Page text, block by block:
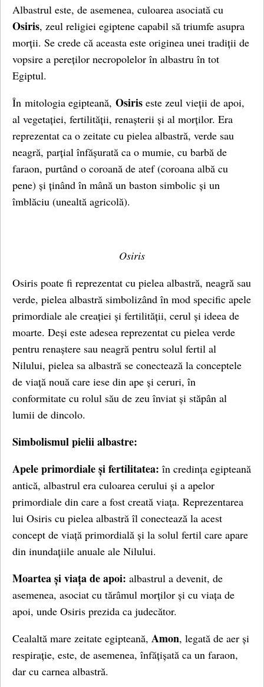
Albastrul este, de asemenea, culoarea asociată cu
Osiris, zeul religiei egiptene capabil să triumfe asupra
morții. Se crede că aceasta este originea unei tradiții de
vopsire a pereților necropolelor în albastru în tot
Egiptul.
În mitologia egipteană, Osiris este zeul vieții de apoi,
al vegetației, fertilității, renașterii și al morților. Era
reprezentat ca o zeitate cu pielea albastră, verde sau
neagră, parțial înfășurată ca o mumie, cu barbă de
faraon, purtând o coroană de atef (coroana albă cu
pene) și ținând în mână un baston simbolic și un
îmblăciu (unealtă agricolă).
Osiris
Osiris poate fi reprezentat cu pielea albastră, neagră sau
verde, pielea albastră simbolizând în mod specific apele
primordiale ale creației și fertilității, cerul și ideea de
moarte. Deși este adesea reprezentat cu pielea verde
pentru renaștere sau neagră pentru solul fertil al
Nilului, pielea sa albastră se conectează la conceptele
de viață nouă care iese din ape și ceruri, în
conformitate cu rolul său de zeu înviat și stăpân al
lumii de dincolo.
Simbolismul pielii albastre:
Apele primordiale și fertilitatea: în credința egipteană
antică, albastrul era culoarea cerului și a apelor
primordiale din care a fost creată viața. Reprezentarea
lui Osiris cu pielea albastră îl conectează la acest
concept de viață primordială și la solul fertil care apare
din inundațiile anuale ale Nilului.
Moartea și viața de apoi: albastrul a devenit, de
asemenea, asociat cu tărâmul morților și cu viața de
apoi, unde Osiris prezida ca judecător.
Cealaltă mare zeitate egipteană, Amon, legată de aer și
respirație, este, de asemenea, înfățișată ca un faraon,
dar cu carnea albastră.